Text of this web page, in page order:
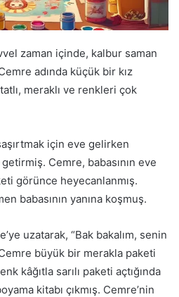
zaman içinde, kalbur saman
adında küçük bir kız
meraklı ve renkleri çok
için eve gelirken
Cemre, babasının eve
görünce heyecanlanmış.
babasının yanına koşmuş.
uzatarak, “Bak bakalım, senin
büyük bir merakla paketi
kâğıtla sarılı paketi açtığında
kitabı çıkmış. Cemre’nin